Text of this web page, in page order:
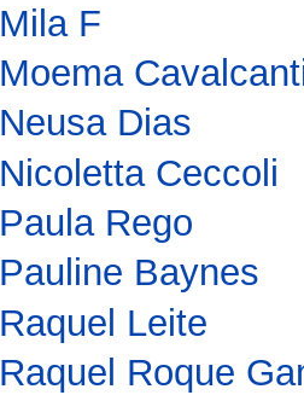
Mila F
Moema
Neusa Dias
Nicoletta Ceccoli
Paula Rego
Pauline Baynes
Raquel Leite
Raquel Roque